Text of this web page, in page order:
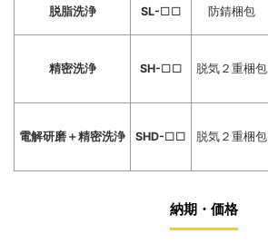
脱脂洗浄 SL-□□ 防錆梱包
精密洗浄 SH-□□ 脱気２重梱包
電解研磨＋精密洗浄 SHD-□□ 脱気２重梱包
納期・価格